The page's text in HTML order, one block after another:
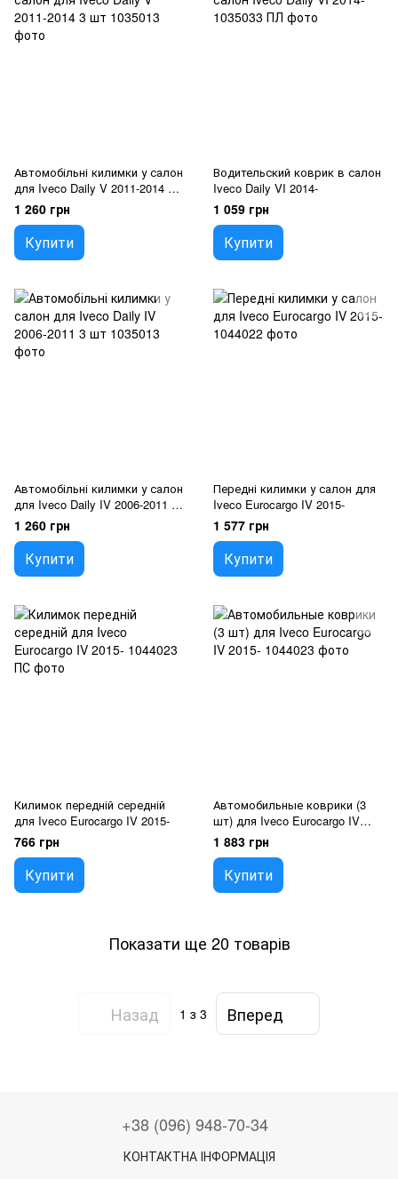
Автомобільні килимки у салон
для Iveco Daily V 2011-2014 3
шт
1 260 грн
Купити
Водительский коврик в салон
Iveco Daily VI 2014-
1 059 грн
Купити
Автомобільні килимки у салон
для Iveco Daily IV 2006-2011 3
шт
1 260 грн
Купити
Передні килимки у салон для
Iveco Eurocargo IV 2015-
1 577 грн
Купити
Килимок передній середній
для Iveco Eurocargo IV 2015-
766 грн
Купити
Автомобильные коврики (3
шт) для Iveco Eurocargo IV
2015-
1 883 грн
Купити
Показати ще 20 товарів
Назад 1 з 3 Вперед
+38 (096) 948-70-34
КОНТАКТНА ІНФОРМАЦІЯ